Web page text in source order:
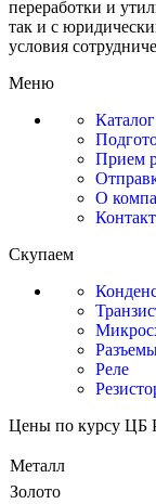
переработки и
так и с
условия
Меню
Каталог
Прием
О
Скупаем
Реле
Цены по курсу ЦБ
Металл
Золото